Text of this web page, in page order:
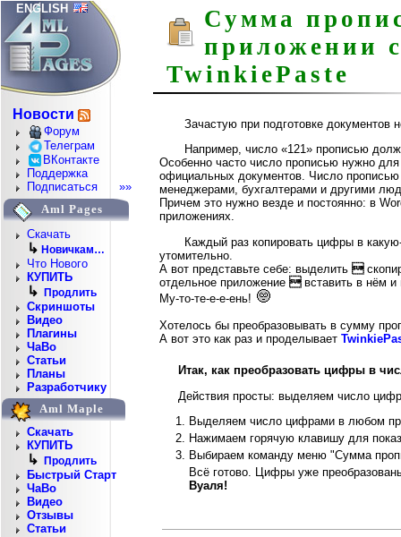
ENGLISH
Новости
Форум
Телеграм
ВКонтакте
Поддержка
Подписаться
»»
Aml Pages
Скачать
↳ Новичкам…
Что Нового
КУПИТЬ
↳ Продлить
Скриншоты
Видео
Плагины
ЧаВо
Статьи
Планы
Разработчику
Aml Maple
Скачать
КУПИТЬ
↳ Продлить
Быстрый Старт
ЧаВо
Видео
Отзывы
Статьи
Сумма
приложении
TwinkiePaste
Зачастую при подготовке документов
Например, число «121» прописью
Особенно часто число прописью нужно
официальных документов. Число прописью
менеджерами, бухгалтерами и другими
Причем это нужно везде и постоянно: в
приложениях.
Каждый раз копировать цифры в
утомительно.
А вот представьте себе: выделить 
отдельное приложение вставить в нём и
Му-то-те-е-е-ень!
Хотелось бы преобразовывать в сумму
А вот это как раз и проделывает
Итак, как преобразовать цифры в
Действия просты: выделяем число
Выделяем число цифрами в любом
Нажимаем горячую клавишу для
Выбираем команду меню "Сумма
Всё готово. Цифры уже
Вуаля!